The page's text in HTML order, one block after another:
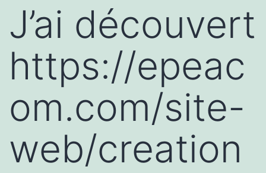
J’ai découvert
https://epeac
om.com/site-
web/creation